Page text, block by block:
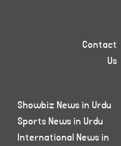
Contact
Us
Showbiz News in Urdu
Sports News in Urdu
International News in